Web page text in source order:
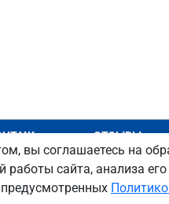
ОТЗЫВЫ
вы соглашаетесь на
работы сайта, анализа его